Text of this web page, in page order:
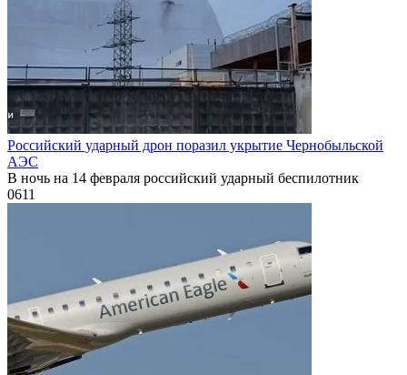
Российский ударный дрон поразил укрытие Чернобыльской
АЭС
В ночь на 14 февраля российский ударный беспилотник
0611